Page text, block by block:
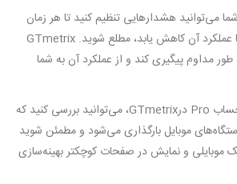
می‌توانید هشدارهایی تنظیم کنید تا هر زمان
که سایت شما کند شود یا عملکرد آن کاهش یابد، مطلع شوید. GTmetrix
مداوم پیگیری کند و از عملکرد آن به شما
با حساب Pro درGTmetrix، می‌توانید بررسی کنید که
موبایل بارگذاری می‌شود و مطمئن شوید
موبایلی و نمایش در صفحات کوچکتر بهینه‌سازی